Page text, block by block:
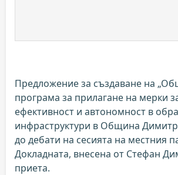
Предложение за създаване на
програма за прилагане на мерки
ефективност и автономност в
инфраструктури в Община
до дебати на сесията на местния
Докладната, внесена от Стефан
приета.